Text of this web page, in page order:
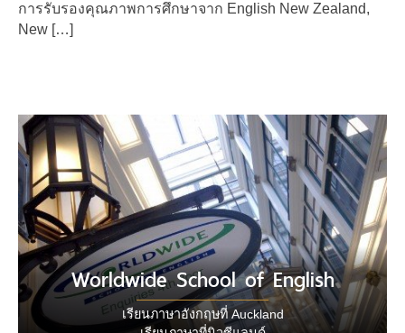
การรับรองคุณภาพการศึกษาจาก English New Zealand,
New […]
Worldwide School of English
เรียนภาษาอังกฤษที่ Auckland